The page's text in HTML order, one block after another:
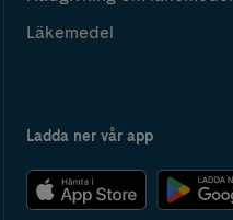
Läkemedel
Ladda ner vår app